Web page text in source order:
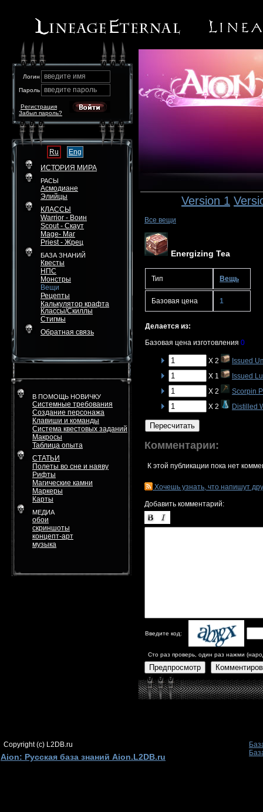
Логин введите имя
Пароль введите пароль
Забыл пароль?
Регистрация
Ru
Eng
ИСТОРИЯ МИРА
РАСЫ
Асмодиане
Элийцы
КЛАССЫ
Warrior - Воин
Scout - Скаут
Mage- Маг
Priest - Жрец
БАЗА ЗНАНИЙ
Квесты
НПС
Монстры
Вещи
Рецепты
Калькулятор крафта
Классы/Скиллы
Стигмы
Обратная связь
В ПОМОЩЬ НОВИЧКУ
Системные требования
Создание персонажа
Клавиши и команды
Система квестовых заданий
Макросы
Таблица опыта
СТАТЬИ
Полеты во сне и наяву
Рифты
Магические камни
Маркеры
Карты
МЕДИА
обои
скриншоты
концепт-арт
музыка
Version 1
Все вещи
Energizing Tea
Тип Вещь
Базовая цена 1
Делается из:
Базовая цена изготовления 0
X 2
Issued
X 1
Issued
X 2
Scorpin
X 2
Distilled
Пересчитать
Комментарии:
К этой публикации пока нет
Хочешь узнать, что напишут
Добавить комментарий:
Введите код:
Сто раз проверь, один раз нажми
Предпросмотр
Copyright (c) L2DB.ru
Aion: Русская база знаний Aion.L2DB.ru